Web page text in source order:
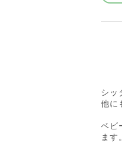
シッ
他に
ベビ
ます。